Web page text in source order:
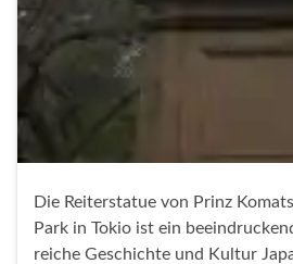
Die Reiterstatue von Prinz
Park in Tokio ist ein
reiche Geschichte und Kultur